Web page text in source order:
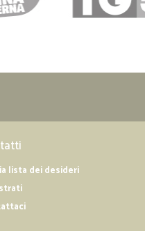
lista dei desideri